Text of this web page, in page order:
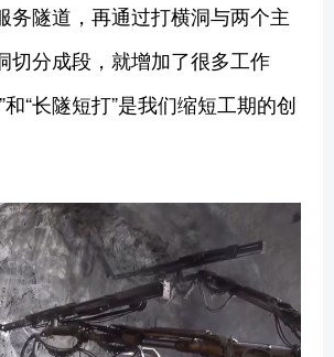
务隧道，再通过打横洞与两个主
切分成段，就增加了很多工作
和“长隧短打”是我们缩短工期的创